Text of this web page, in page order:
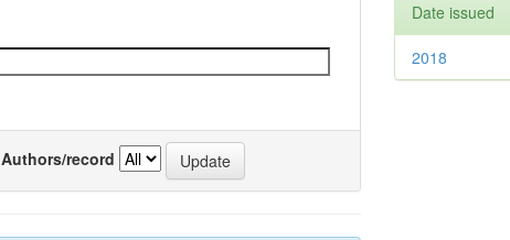
Authors/record
Date issued
2018